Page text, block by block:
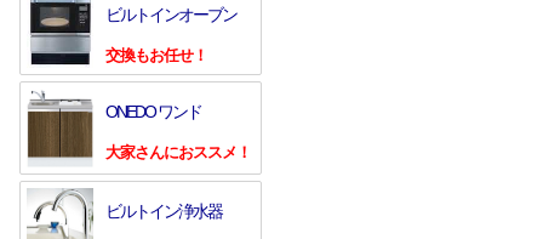
ビルトインオーブン
交換もお任せ！
ONEDO ワンド
大家さんにおススメ！
ビルトイン浄水器